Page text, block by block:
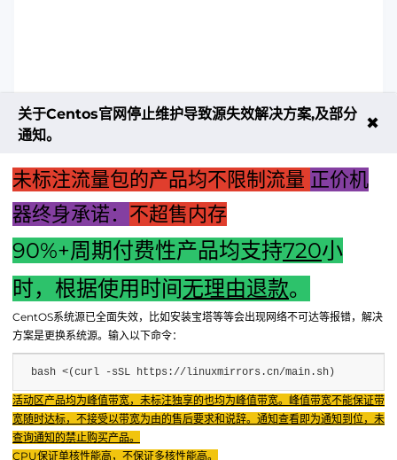
下一篇：消防主机广播系统接线流程详解：步骤与注意事项指
南
Fenxun Tech 飞讯科技旗下云平台，相关服务主体：
重庆飞讯科技有限公司|中国电信股份有限公司荣昌分公司 提供网络服务 |
重庆飞讯科技有限公司|酷盾 提供CDN服务
渝ICP备2024034038号-1
关于Centos官网停止维护导致源失效解决方案,及部分
通知。
✖
未标注流量包的产品均不限制流量 正价机
器终身承诺： 不超售内存
90%+周期付费性产品均支持720小
时，根据使用时间无理由退款。
CentOS系统源已全面失效，比如安装宝塔等等会出现网络不可达等报错，解决
方案是更换系统源。输入以下命令：
bash <(curl -sSL https://linuxmirrors.cn/main.sh)
活动区产品均为峰值带宽，未标注独享的也均为峰值带宽。峰值带宽不能保证带
宽随时达标，不接受以带宽为由的售后要求和说辞。通知查看即为通知到位，未
查询通知的禁止购买产品。
CPU保证单核性能高，不保证多核性能高。